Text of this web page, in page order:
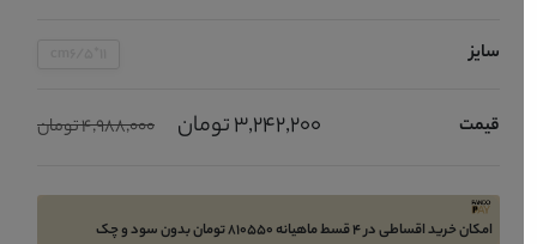
سایز
قیمت 3,242,200 تومان 4,988,000 تومان
امکان خرید اقساطی در 4 قسط ماهیانه 810550 تومان بدون سود و چک